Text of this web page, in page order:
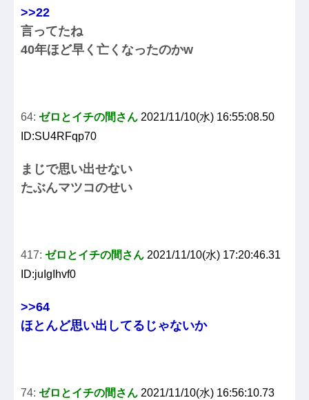
>>22
言ってたね
40年ほど早く亡くなったのかw
64: ゼロとイチの間さん 2021/11/10(水) 16:55:08.50
ID:SU4RFqp70
まじで思い出せない
たぶんマツコのせい
417: ゼロとイチの間さん 2021/11/10(水) 17:20:46.31
ID:juIgIhvf0
>>64
ほとんど思い出してるじゃないか
74: ゼロとイチの間さん 2021/11/10(水) 16:56:10.73